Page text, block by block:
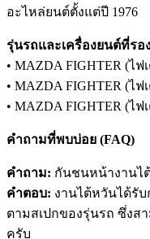
อะไหล่ยนต์ตั้งแต่ปี 1976
รุ่นรถและเครื่องยนต์ที่รอ
• MAZDA FIGHTER (ไฟ
• MAZDA FIGHTER (ไฟ
• MAZDA FIGHTER (ไฟ
คำถามที่พบบ่อย (FAQ)
คำถาม: กันชนหน้างานไ
คำตอบ: งานไต้หวันได้รั
ตามสเปกของรุ่นรถ ซึ่งส
ครับ